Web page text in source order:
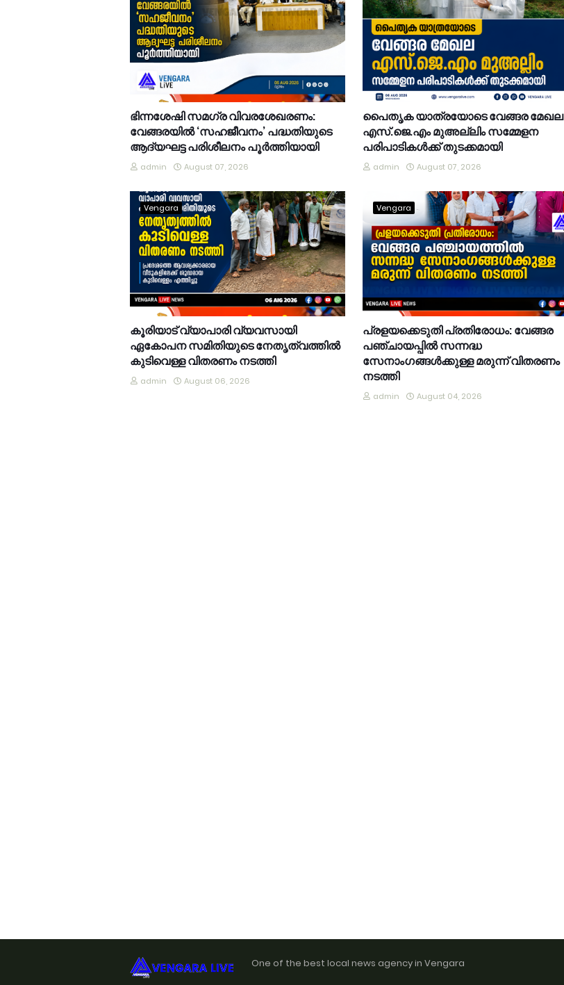
ഭിന്നശേഷി സമഗ്ര വിവരശേഖരണം:
വേങ്ങരയിൽ ‘സഹജീവനം’ പദ്ധതിയുടെ
ആദ്യഘട്ട പരിശീലനം പൂർത്തിയായി
admin August 07, 2026
പൈതൃക യാത്രയോടെ വേങ്ങര മേഖല
എസ്.ജെ.എം മുഅല്ലിം സമ്മേളന
പരിപാടികൾക്ക് തുടക്കമായി
admin August 07, 2026
Vengara
കൂരിയാട് വ്യാപാരി വ്യവസായി
ഏകോപന സമിതിയുടെ നേതൃത്വത്തിൽ
കുടിവെള്ള വിതരണം നടത്തി
admin August 06, 2026
Vengara
പ്രളയക്കെടുതി പ്രതിരോധം: വേങ്ങര
പഞ്ചായപ്പിൽ സന്നദ്ധ
സേനാംഗങ്ങൾക്കുള്ള മരുന്ന് വിതരണം
നടത്തി
admin August 04, 2026
One of the best local news agency in Vengara